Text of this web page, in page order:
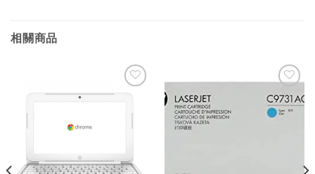
相關商品
添加
到願
望清